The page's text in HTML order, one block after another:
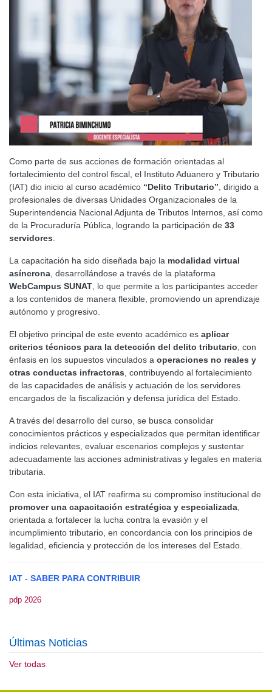
Como parte de sus acciones de formación orientadas al
fortalecimiento del control fiscal, el Instituto Aduanero y Tributario
(IAT) dio inicio al curso académico “Delito Tributario” , dirigido a
profesionales de diversas Unidades Organizacionales de la
Superintendencia Nacional Adjunta de Tributos Internos, así como
de la Procuraduría Pública, logrando la participación de 33
servidores
La capacitación ha sido diseñada bajo la modalidad virtual
asíncrona , desarrollándose a través de la plataforma
WebCampus SUNAT , lo que permite a los participantes acceder
a los contenidos de manera flexible, promoviendo un aprendizaje
autónomo y progresivo.
El objetivo principal de este evento académico es aplicar
criterios técnicos para la detección del delito tributario , con
énfasis en los supuestos vinculados a operaciones no reales y
otras conductas infractoras , contribuyendo al fortalecimiento
de las capacidades de análisis y actuación de los servidores
encargados de la fiscalización y defensa jurídica del Estado.
A través del desarrollo del curso, se busca consolidar
conocimientos prácticos y especializados que permitan identificar
indicios relevantes, evaluar escenarios complejos y sustentar
adecuadamente las acciones administrativas y legales en materia
tributaria.
Con esta iniciativa, el IAT reafirma su compromiso institucional de
promover una capacitación estratégica y especializada
orientada a fortalecer la lucha contra la evasión y el
incumplimiento tributario, en concordancia con los principios de
legalidad, eficiencia y protección de los intereses del Estado.
IAT - SABER PARA CONTRIBUIR
pdp 2026
Últimas Noticias
Ver todas